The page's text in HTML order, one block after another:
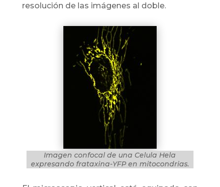
resolución de las imágenes al doble.
Imagen confocal de una Celula Hela
expresando frataxina-YFP en mitocondrias.